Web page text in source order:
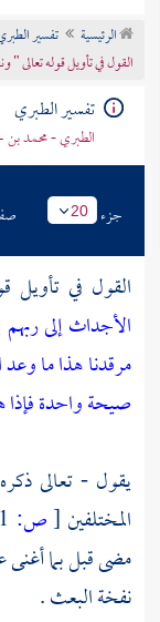
تراجم الأعلام
الرئيسية تفسير
القول في تأويل قوله تعالى
تفسير الطبري
الطبري - محمد بن
جزء 20
القول في تأويل
الأجداث إلى
مرقدنا هذا ما
صيحة واحدة فإذا
يقول - تعالى
المختلفين[ص:
مضى قبل بما أغنى
نفخة البعث .